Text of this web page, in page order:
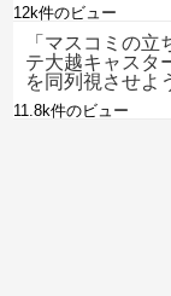
12k件のビュー
「マスコミの
テ大越キャスタ
を同列視させよ
11.8k件のビュー